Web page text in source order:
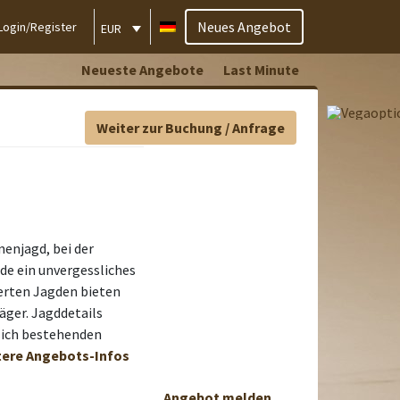
Register EUR Neues Angebot
Neueste Angebote Last Minute
bei der
ein unvergessliches
Jagden bieten
Jagddetails
bestehenden
Angebots-Infos
Weiter zur Buchung / Anfrage